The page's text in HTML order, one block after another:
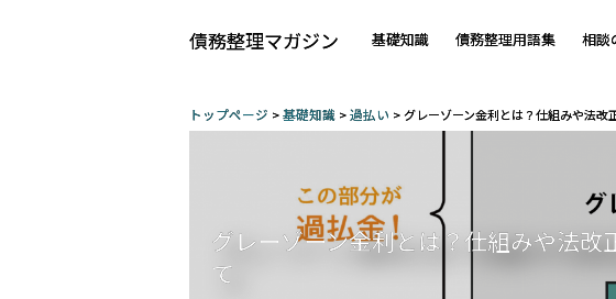
債務整理マガジン 基礎知識 債務整理用語集 相談
トップページ 基礎知識 過払い グレーゾーン金利とは？仕組みや法改
グレーゾーン金利とは？仕組みや法
て